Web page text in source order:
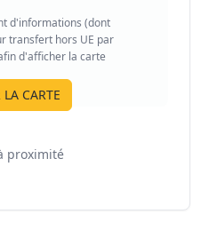
d'informations (dont
transfert hors UE par
d'afficher la carte
LA CARTE
proximité